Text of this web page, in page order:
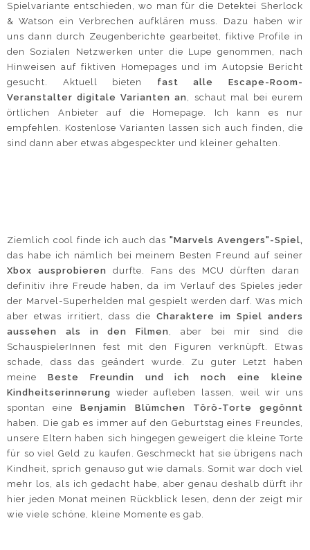
Spielvariante entschieden, wo man für die Detektei Sherlock
& Watson ein Verbrechen aufklären muss. Dazu haben wir
uns dann durch Zeugenberichte gearbeitet, fiktive Profile in
den Sozialen Netzwerken unter die Lupe genommen, nach
Hinweisen auf fiktiven Homepages und im Autopsie Bericht
gesucht. Aktuell bieten
fast alle Escape-Room-
Veranstalter digitale Varianten an, schaut mal bei eurem
örtlichen Anbieter auf die Homepage. Ich kann es nur
empfehlen. Kostenlose Varianten lassen sich auch finden, die
sind dann aber etwas abgespeckter und kleiner gehalten.
Ziemlich cool finde ich auch das "Marvels Avengers"-Spiel,
das habe ich nämlich bei meinem Besten Freund auf seiner
Xbox ausprobieren durfte. Fans des MCU dürften daran
definitiv ihre Freude haben, da im Verlauf des Spieles jeder
der Marvel-Superhelden mal gespielt werden darf. Was mich
aber etwas irritiert, dass die Charaktere im Spiel anders
aussehen als in den Filmen, aber bei mir sind die
SchauspielerInnen fest mit den Figuren verknüpft. Etwas
schade, dass das geändert wurde. Zu guter Letzt haben
meine Beste Freundin und ich noch eine kleine
Kindheitserinnerung wieder aufleben lassen, weil wir uns
spontan eine Benjamin Blümchen Törö-Torte gegönnt
haben. Die gab es immer auf den Geburtstag eines Freundes,
unsere Eltern haben sich hingegen geweigert die kleine Torte
für so viel Geld zu kaufen. Geschmeckt hat sie übrigens nach
Kindheit, sprich genauso gut wie damals. Somit war doch viel
mehr los, als ich gedacht habe, aber genau deshalb dürft ihr
hier jeden Monat meinen Rückblick lesen, denn der zeigt mir
wie viele schöne, kleine Momente es gab.